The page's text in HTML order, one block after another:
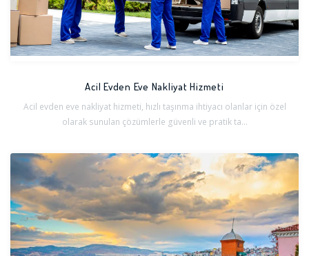
Acil Evden Eve Nakliyat Hizmeti
Acil evden eve nakliyat hizmeti, hızlı taşınma ihtiyacı olanlar için özel
olarak sunulan çözümlerle güvenli ve pratik ta...